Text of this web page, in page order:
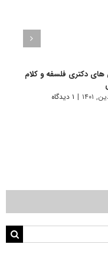
های دکتری ﻓﻠﺴﻔﻪ و ﻛﻼم
| ۱ دیدگاه